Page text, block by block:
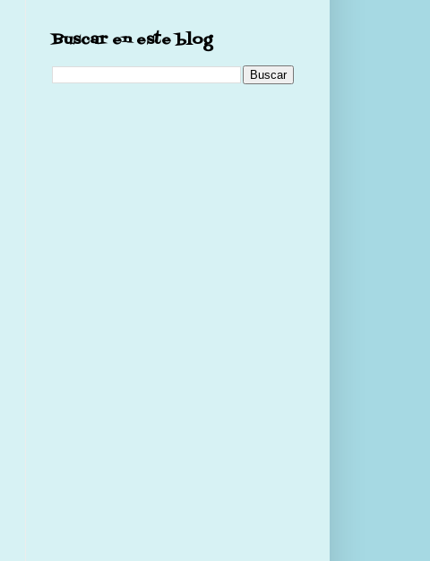
Buscar en este blog